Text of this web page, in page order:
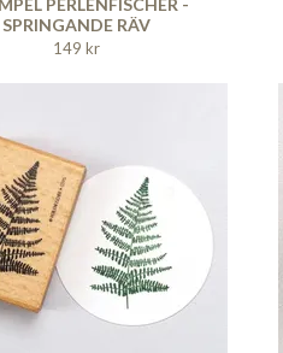
PERLENFISCHER -
SPRINGANDE RÄV
149 kr